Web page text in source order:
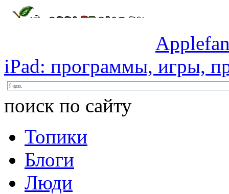
iPad: программы, игры,
поиск по сайту
Топики
Блоги
Люди